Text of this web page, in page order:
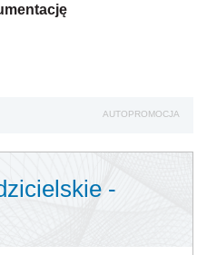
AUTOPROMOCJA
-